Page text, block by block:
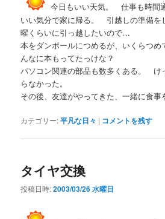
今日もいい天気。 仕事も時間
いい気分で家に帰る。 引越しの準備を
曜くらいに引っ越したいので…
本をダンボールにつめるが、いくらつ
んなに本もってたっけな？
パソコン関連の部品も数多くある。 け
らなかった。
その後、友達がやってきた、一緒に食事
カテゴリー:平凡な日々 | コメントを残す
タイヤ交換
投稿日時:2003/03/26 水曜日